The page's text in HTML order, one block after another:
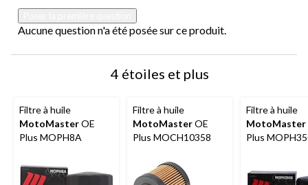
Aucune question n'a été posée sur ce produit.
4 étoiles et plus
Filtre à huile
MotoMasterOE
Plus MOPH8A
Filtre à huile
MotoMasterOE
Plus MOCH10358
Filtre à huile
MotoMaster
Plus